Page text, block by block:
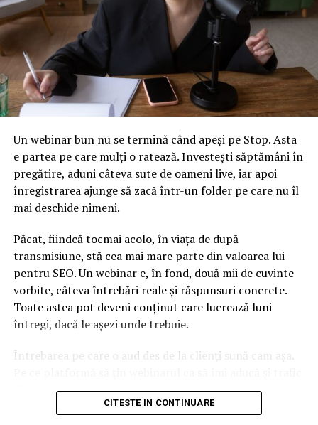
Un webinar bun nu se termină când apeși pe Stop. Asta
e partea pe care mulți o ratează. Investești săptămâni în
pregătire, aduni câteva sute de oameni live, iar apoi
înregistrarea ajunge să zacă într-un folder pe care nu îl
mai deschide nimeni.
Păcat, fiindcă tocmai acolo, în viața de după
transmisiune, stă cea mai mare parte din valoarea lui
pentru SEO. Un webinar e, în fond, două mii de cuvinte
vorbite, câteva întrebări reale și răspunsuri concrete.
Toate astea pot deveni conținut care lucrează luni
întregi, dacă le așezi unde trebuie.
Întrebarea pe care o aud des de la clienți sună cam așa.
din Google, nu doar lead-uri pe moment? Răspunsul
scurt e că platforma contează, dar nu în felul în care
CITESTE IN CONTINUARE